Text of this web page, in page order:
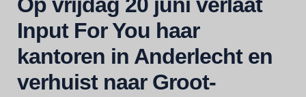
Input For You haar
kantoren in Anderlecht en
verhuist naar Groot-